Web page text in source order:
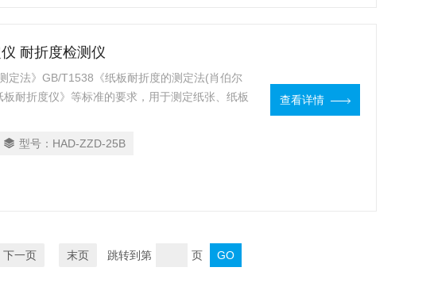
耐折度检测仪
定法》GB/T1538《纸板耐折度的测定法(肖伯尔
耐折度仪》等标准的要求，用于测定纸张、纸板
型号： HAD-ZZD-25B
查看详情
下一页 末页 跳转到第 页